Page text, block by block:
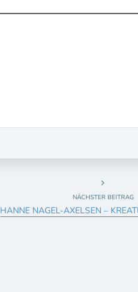
NÄCHSTER BEITRAG
HANNE NAGEL-AXELSEN –